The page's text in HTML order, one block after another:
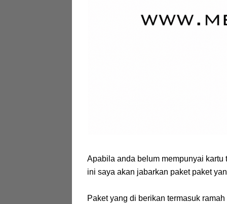
Apabila anda belum mempunyai
ini saya akan jabarkan paket paket
Paket yang di berikan termasuk